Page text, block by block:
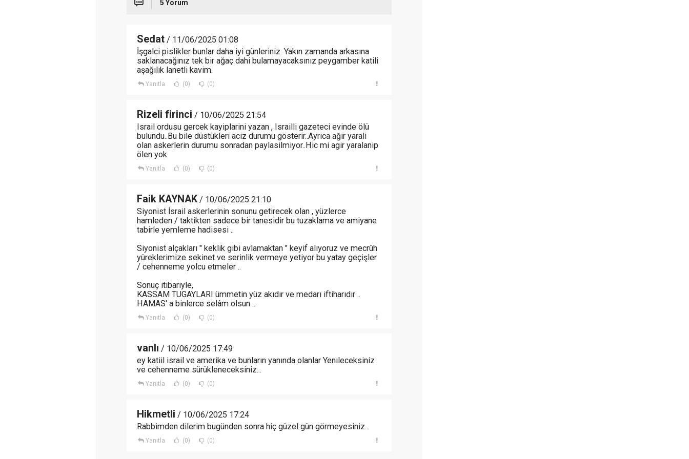
5 Yorum
Sedat / 11/06/2025 01:08
İşgalci pislikler bunlar daha iyi günleriniz. Yakın zamanda arkasına
saklanacağınız tek bir ağaç dahi bulamayacaksınız peygamber katili
aşağılık lanetli kavim.
Yanıtla (0) (0)
Rizeli firinci / 10/06/2025 21:54
Israil ordusu gercek kayiplarini yazan , Israilli gazeteci evinde ölü
bulundu..Bu bile düstükleri aciz durumu gösterir..Ayrica ağir yarali
olan askerlerin durumu sonradan paylasilmiyor..Hic mi agir yaralanip
ölen yok
Yanıtla (0) (0)
Faik KAYNAK/ 10/06/2025 21:10
Siyonist İsrail askerlerinin sonunu getirecek olan , yüzlerce
hamleden / taktikten sadece bir tanesidir bu tuzaklama ve amiyane
tabirle yemleme hadisesi ..
Siyonist alçakları " keklik gibi avlamaktan " keyif alıyoruz ve mecrûh
yüreklerimize sekinet ve serinlik vermeye yetiyor bu yatay geçişler
/ cehenneme yolcu etmeler ..
Sonuç itibariyle,
KASSAM TUGAYLARI ümmetin yüz akıdır ve medarı iftiharıdır ..
HAMAS' a binlerce selâm olsun ..
Yanıtla (0) (0)
vanlı / 10/06/2025 17:49
ey katiil israil ve amerika ve bunların yanında olanlar Yenıleceksiniz
ve cehenneme sürükleneceksiniz...
Yanıtla (0) (0)
Hikmetli / 10/06/2025 17:24
Rabbimden dilerim bugünden sonra hiç güzel gün görmeyesiniz...
Yanıtla (0) (0)